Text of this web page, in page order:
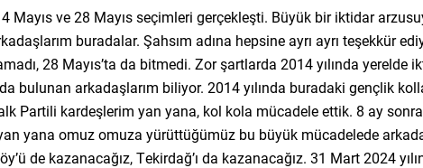
Mayıs ve 28 Mayıs seçimleri gerçekleşti. Büyük bir iktidar
buradalar. Şahsım adına hepsine ayrı ayrı teşekkür
28 Mayıs’ta da bitmedi. Zor şartlarda 2014 yılında
bulunan arkadaşlarım biliyor. 2014 yılında buradaki gençlik
Partili kardeşlerim yan yana, kol kola mücadele ettik. 8 ay
yana omuz omuza yürüttüğümüz bu büyük mücadelede
de kazanacağız, Tekirdağ’ı da kazanacağız. 31 Mart 2024